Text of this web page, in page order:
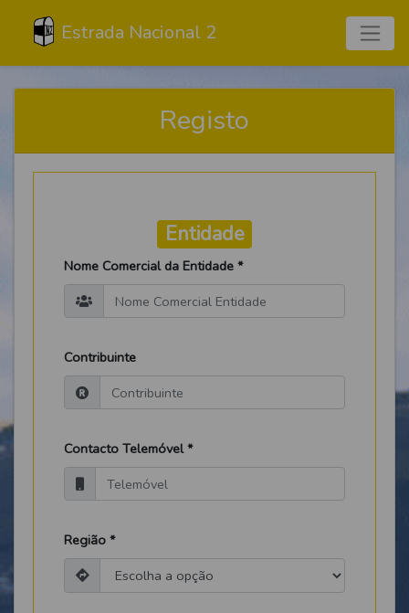
Estrada Nacional 2
Registo
Entidade
Nome Comercial da Entidade *
Contribuinte
Contacto Telemóvel *
Região *